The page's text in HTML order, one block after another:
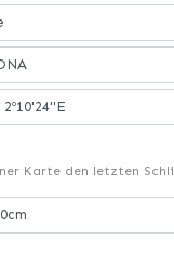
Karte den letzten